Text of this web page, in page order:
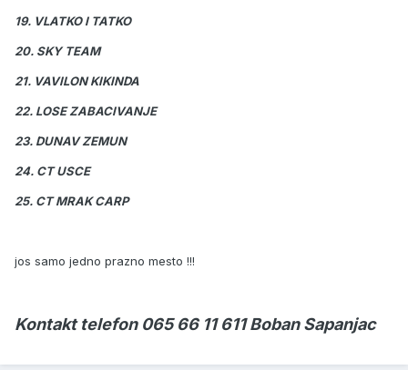
19. VLATKO I TATKO
20. SKY TEAM
21. VAVILON KIKINDA
22. LOSE ZABACIVANJE
23. DUNAV ZEMUN
24. CT USCE
25. CT MRAK CARP
jos samo jedno prazno mesto !!!
Kontakt telefon 065 66 11 611 Boban Sapanjac